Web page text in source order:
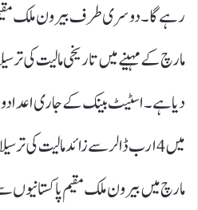
رہے گا۔ دوسری طرف بیرون ملک
مارچ کے مہینے میں تاریخی مالیت کی
دیا ہے۔ اسٹیٹ بینک کے جاری
میں 4ارب ڈالر سے زائد مالیت کی